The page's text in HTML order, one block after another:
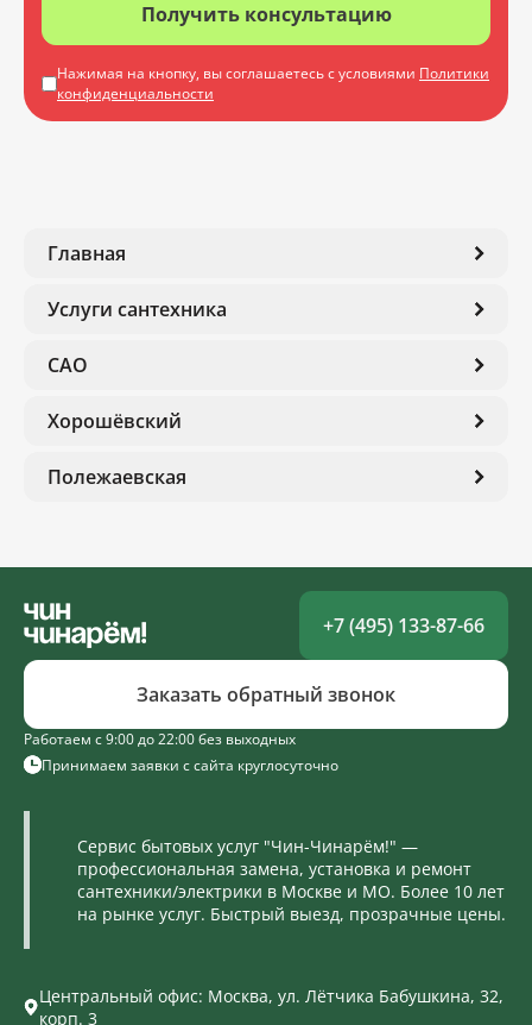
Получить консультацию
Нажимая на кнопку, вы соглашаетесь с условиями Политики
конфиденциальности
Главная
Услуги сантехника
САО
Хорошёвский
Полежаевская
Работаем с 9:00 до 22:00 без выходных
Принимаем заявки с сайта круглосуточно
+7 (495) 133-87-66
Заказать обратный звонок
Сервис бытовых услуг "Чин-Чинарём!" —
профессиональная замена, установка и ремонт
сантехники/электрики в Москве и МО. Более 10 лет
на рынке услуг. Быстрый выезд, прозрачные цены.
Центральный офис: Москва, ул. Лётчика Бабушкина, 32,
корп. 3